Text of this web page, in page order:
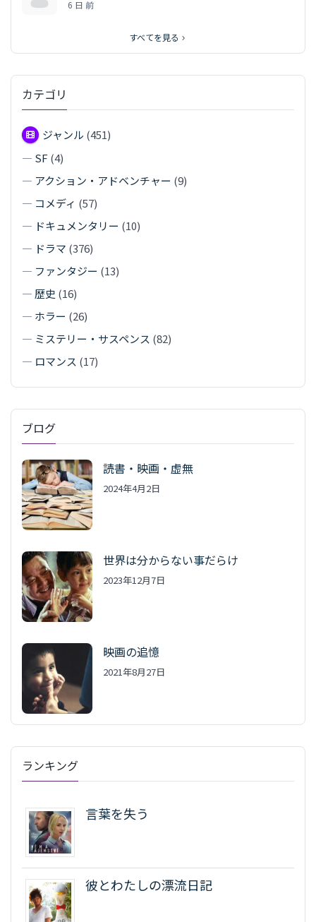
6 日 前
すべてを見る
カテゴリ
ジャンル (451)
— SF (4)
— アクション・アドベンチャー (9)
— コメディ (57)
— ドキュメンタリー (10)
— ドラマ (376)
— ファンタジー (13)
— 歴史 (16)
— ホラー (26)
— ミステリー・サスペンス (82)
— ロマンス (17)
ブログ
読書・映画・虚無
2024年4月2日
世界は分からない事だらけ
2023年12月7日
映画の追憶
2021年8月27日
ランキング
言葉を失う
彼とわたしの漂流日記